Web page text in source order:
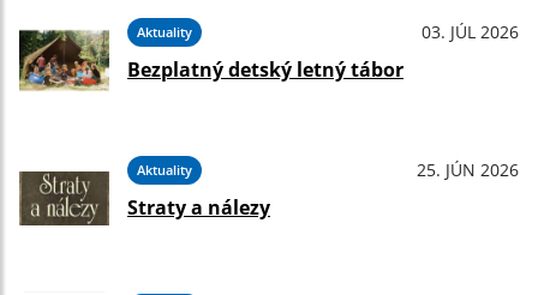
Aktuality 03. JÚL 2026
Bezplatný detský letný tábor
Aktuality 25. JÚN 2026
Straty a nálezy